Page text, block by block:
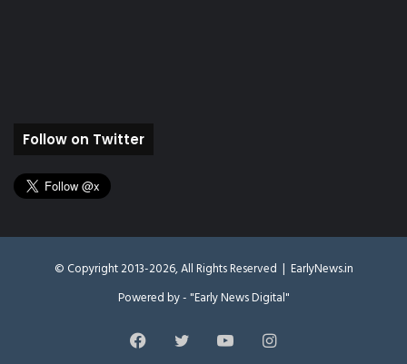
Follow on Twitter
© Copyright 2013-2026, All Rights Reserved | EarlyNews.in
Powered by - "Early News Digital"
FacebookTwitter YouTubeInstagram